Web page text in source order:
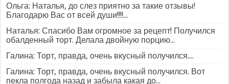
Ольга: Наталья, до слез приятно за такие отзывы!
Благодарю Вас от всей души!!!!...
Наталья: Спасибо Вам огромное за рецепт! Получился
обалденный торт. Делала двойную порцию...
Галина: Торт, правда, очень вкусный получился....
Галина: Торт, правда, очень вкусный получился. Вот
пекла полгода назад и забыла какая до...